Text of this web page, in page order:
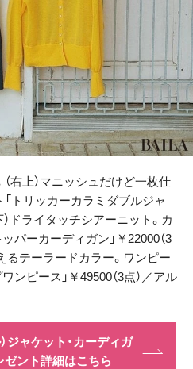
右上）マニッシュだけど一枚仕
トリッカーカラミダブルジャ
）ドライタッチシアーニット。カ
パーカーディガン」￥22000（3
えるテーラードカラー。ワンピー
ンピース」￥49500（3点）／アル
ジャケット・カーディガ
ゼント詳細はこちら